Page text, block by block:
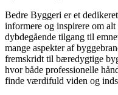
Bedre Byggeri er et
informere og inspirere om
dybdegående tilgang til
mange aspekter af
fremskridt til bæredygtige
hvor både professionelle
finde værdifuld viden og